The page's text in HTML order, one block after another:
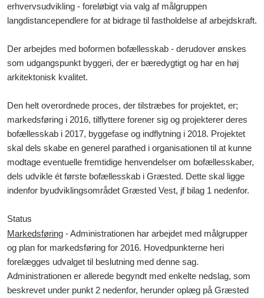
erhvervsudvikling - foreløbigt via valg af målgruppen
langdistancependlere for at bidrage til fastholdelse af arbejdskraft.
Der arbejdes med boformen bofællesskab - derudover ønskes
som udgangspunkt byggeri, der er bæredygtigt og har en høj
arkitektonisk kvalitet.
Den helt overordnede proces, der tilstræbes for projektet, er;
markedsføring i 2016, tilflyttere forener sig og projekterer deres
bofællesskab i 2017, byggefase og indflytning i 2018. Projektet
skal dels skabe en generel parathed i organisationen til at kunne
modtage eventuelle fremtidige henvendelser om bofællesskaber,
dels udvikle ét første bofællesskab i Græsted. Dette skal ligge
indenfor byudviklingsområdet Græsted Vest, jf bilag 1 nedenfor.
Status
Markedsføring - Administrationen har arbejdet med målgrupper
og plan for markedsføring for 2016. Hovedpunkterne heri
forelægges udvalget til beslutning med denne sag.
Administrationen er allerede begyndt med enkelte nedslag, som
beskrevet under punkt 2 nedenfor, herunder oplæg på Græsted